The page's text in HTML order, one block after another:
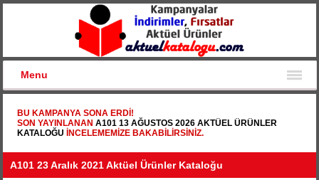
Menu
BU KAMPANYA SONA ERDI!
SON YAYINLANANA101 13 AĞUSTOS 2026 AKTÜEL ÜRÜNLER
KATALOĞU
INCELEMEMIZE BAKABILIRSINIZ.
A101 23 Aralık 2021 Aktüel Ürünler Kataloğu